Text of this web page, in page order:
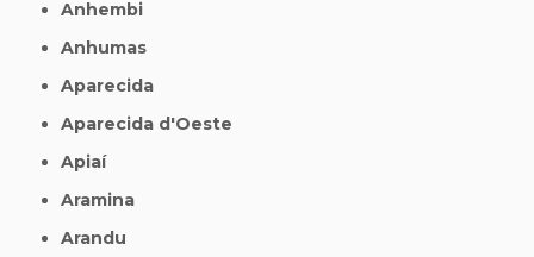
Anhembi
Anhumas
Aparecida
Aparecida d'Oeste
Apiaí
Aramina
Arandu